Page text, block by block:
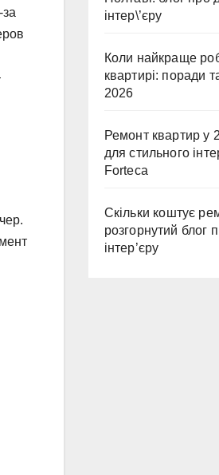
інтер\’єру
Коли найкраще
квартирі: поради
2026
Ремонт квартир у
для стильного
Forteca
Скільки коштує
розгорнутий блог
інтер’єру